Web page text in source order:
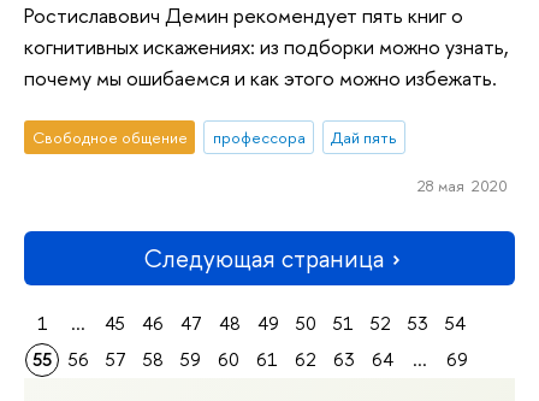
Ростиславович Демин рекомендует пять книг о
когнитивных искажениях: из подборки можно узнать,
почему мы ошибаемся и как этого можно избежать.
Свободное общение профессора Дай пять
28 мая 2020
Следующая страница
1 ... 45 46 47 48 49 50 51 52 53
54
55
56 57 58 59 60 61 62 63 64 ... 69